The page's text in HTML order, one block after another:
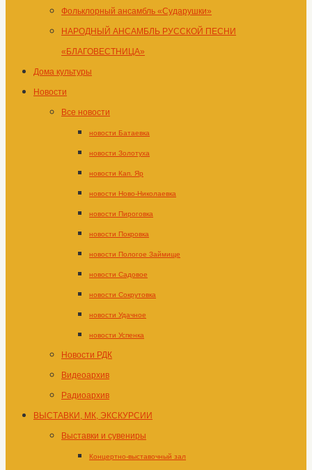
Фольклорный ансамбль «Сударушки»
НАРОДНЫЙ АНСАМБЛЬ РУССКОЙ ПЕСНИ
«БЛАГОВЕСТНИЦА»
Дома культуры
Новости
Все новости
новости Батаевка
новости Золотуха
новости Кап. Яр
новости Ново-Николаевка
новости Пироговка
новости Покровка
новости Пологое Займище
новости Садовое
новости Сокрутовка
новости Удачное
новости Успенка
Новости РДК
Видеоархив
Радиоархив
ВЫСТАВКИ, МК, ЭКСКУРСИИ
Выставки и сувениры
Концертно-выставочный зал